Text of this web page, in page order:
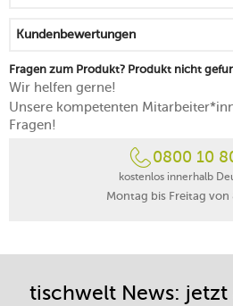
Kundenbewertungen
Fragen zum Produkt? Produkt nicht
Wir helfen gerne!
Unsere kompetenten
Fragen!
0800 10
kostenlos innerhalb
Montag bis Freitag von
tischwelt News: